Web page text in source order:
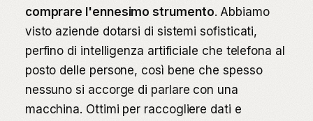
comprare l'ennesimo strumento. Abbiamo
visto aziende dotarsi di sistemi sofisticati,
perfino di intelligenza artificiale che telefona al
posto delle persone, così bene che spesso
nessuno si accorge di parlare con una
macchina. Ottimi per raccogliere dati e